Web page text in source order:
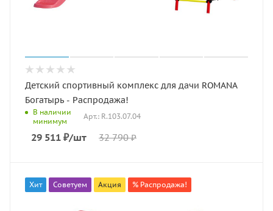
Детский спортивный комплекс для дачи ROMANA
Богатырь - Распродажа!
В наличии
минимум
Арт.: R.103.07.04
29 511 ₽/шт 32 790₽
Хит Советуем Акция % Распродажа!